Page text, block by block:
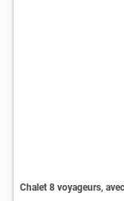
Chalet 8 voyageurs,